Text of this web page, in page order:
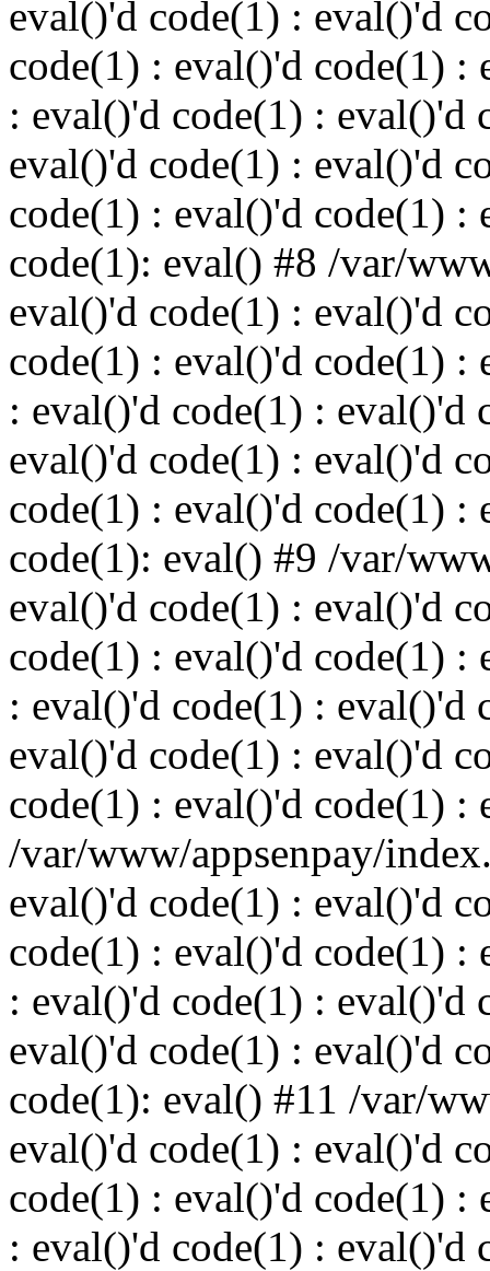
eval()'d code(1) : eval()'d
code(1) : eval()'d code(1) :
: eval()'d code(1) : eval()'d
eval()'d code(1) : eval()'d
code(1) : eval()'d code(1) :
code(1): eval() #8 /var/
eval()'d code(1) : eval()'d
code(1) : eval()'d code(1) :
: eval()'d code(1) : eval()'d
eval()'d code(1) : eval()'d
code(1) : eval()'d code(1) :
code(1): eval() #9 /var/
eval()'d code(1) : eval()'d
code(1) : eval()'d code(1) :
: eval()'d code(1) : eval()'d
eval()'d code(1) : eval()'d
code(1) : eval()'d code(1) :
/var/www/appsenpay/
eval()'d code(1) : eval()'d
code(1) : eval()'d code(1) :
: eval()'d code(1) : eval()'d
eval()'d code(1) : eval()'d
code(1): eval() #11 /var/
eval()'d code(1) : eval()'d
code(1) : eval()'d code(1) :
: eval()'d code(1) : eval()'d